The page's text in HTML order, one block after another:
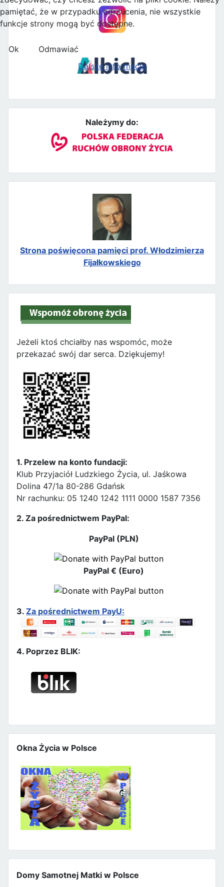
Należymy do:
Strona poświęcona pamięci prof. Włodzimierza
Fijałkowskiego
Jeżeli ktoś chciałby nas wspomóc, może
przekazać swój dar serca. Dziękujemy!
1. Przelew na konto fundacji:
Klub Przyjaciół Ludzkiego Życia, ul. Jaśkowa
Dolina 47/1a 80-286 Gdańsk
Nr rachunku: 05 1240 1242 1111 0000 1587 7356
2. Za pośrednictwem PayPal:
PayPal (PLN)
PayPal € (Euro)
3. Za pośrednictwem PayU:
4. Poprzez BLIK:
Okna Życia w Polsce
Domy Samotnej Matki w Polsce
pamiętać, że w przypadku odrzucenia, nie wszystkie
funkcje strony mogą być dostępne.
Ok
Odmawiać
Dalsze informacje